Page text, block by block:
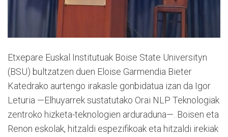
Etxepare Euskal Institutuak Boise State Universityn
(BSU) bultzatzen duen Eloise Garmendia Bieter
Katedrako aurtengo irakasle gonbidatua izan da Igor
Leturia —Elhuyarrek sustatutako Orai NLP Teknologiak
zentroko hizketa-teknologien arduraduna—. Boisen eta
Renon eskolak, hitzaldi espezifikoak eta hitzaldi irekiak